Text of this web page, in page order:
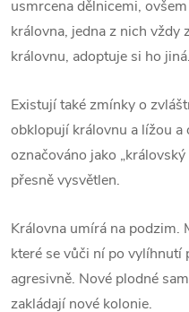
usmrcena dělnicemi,
královna, jedna z nich
královnu, adoptuje si ho jiná.
Existují také zmínky o
obklopují královnu a lížou
označováno jako
přesně vysvětlen.
Královna umírá na podzim.
které se vůči ní po
agresivně. Nové plodné
zakládají nové kolonie.